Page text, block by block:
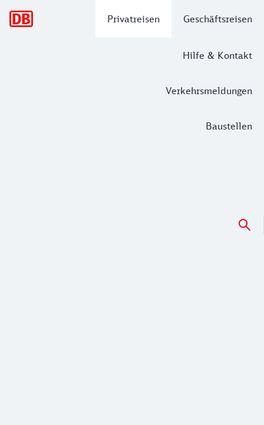
Privatreisen Geschäftsreisen
Hilfe & Kontakt
Verkehrsmeldungen
Baustellen